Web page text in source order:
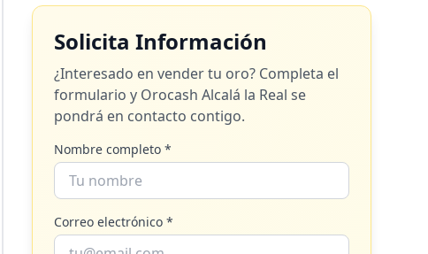
Solicita Información
¿Interesado en vender tu oro? Completa el
formulario y Orocash Alcalá la Real se
pondrá en contacto contigo.
Nombre completo *
Correo electrónico *